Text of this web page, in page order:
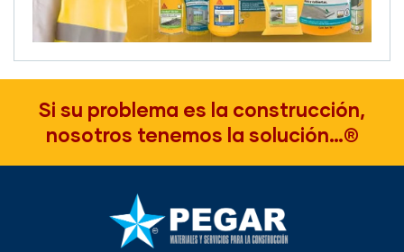
Si su problema es la construcción,
nosotros tenemos la solución…®